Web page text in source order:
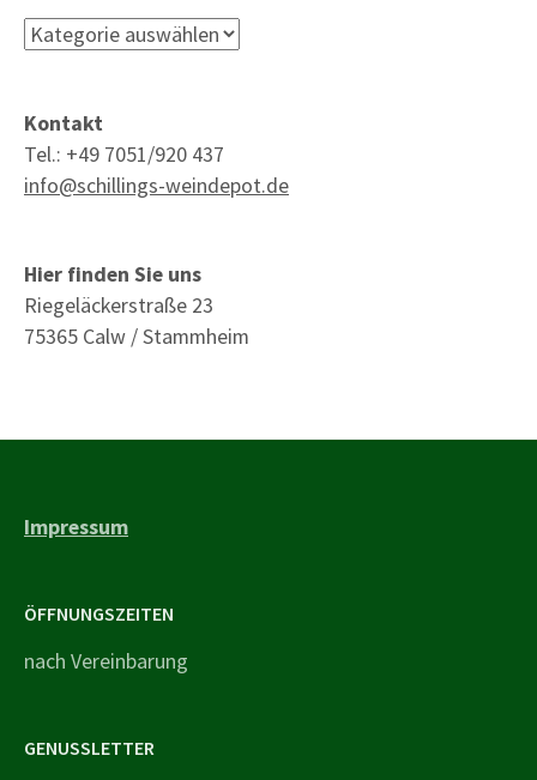
Kategorien
Kontakt
Tel.: +49 7051/920 437
info@schillings-weindepot.de
Hier finden Sie uns
Riegeläckerstraße 23
75365 Calw / Stammheim
Impressum
ÖFFNUNGSZEITEN
nach Vereinbarung
GENUSSLETTER